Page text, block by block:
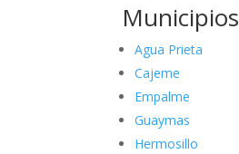
Municipios
Agua Prieta
Cajeme
Empalme
Guaymas
Hermosillo